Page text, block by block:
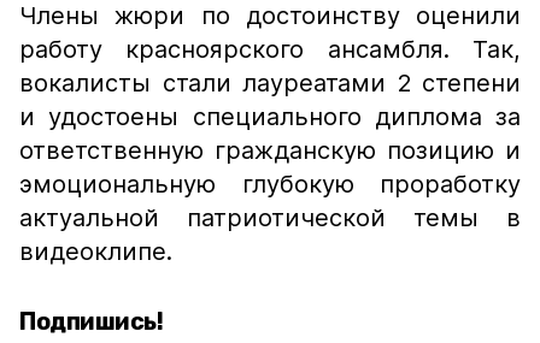
Члены жюри по достоинству оценили
работу красноярского ансамбля. Так,
вокалисты стали лауреатами 2 степени
и удостоены специального диплома за
ответственную гражданскую позицию и
эмоциональную глубокую проработку
актуальной патриотической темы в
видеоклипе.
Подпишись!